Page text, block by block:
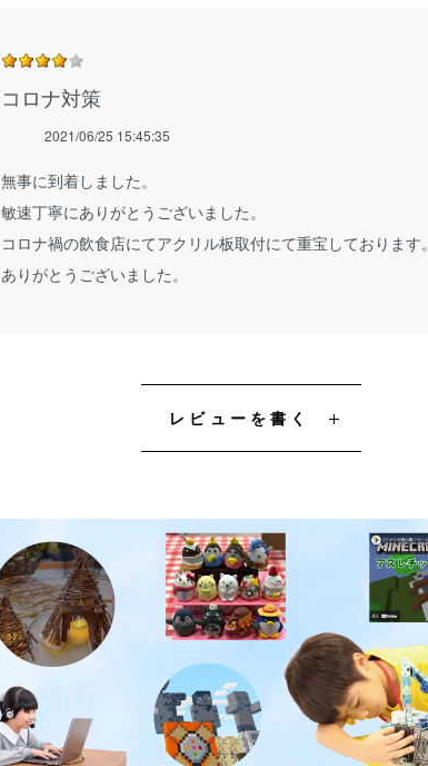
コロナ対策
2021/06/25 15:45:35
無事に到着しました。
敏速丁寧にありがとうございました。
コロナ禍の飲食店にてアクリル板取付にて重宝しております。
ありがとうございました。
レビューを書く